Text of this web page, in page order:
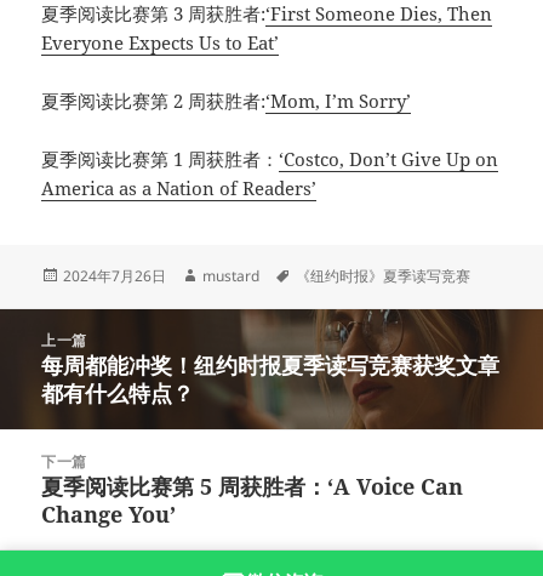
夏季阅读比赛第 3 周获胜者:‘First Someone Dies, Then
Everyone Expects Us to Eat’
夏季阅读比赛第 2 周获胜者:‘Mom, I’m Sorry’
夏季阅读比赛第 1 周获胜者： ‘Costco, Don’t Give Up on
America as a Nation of Readers’
发
2024年7月26日
作
mustard
标《纽约时报》夏季读写竞赛
上一篇
上
篇
文
章：
每周都能冲奖！纽约时报夏季读写竞赛获奖文章
都有什么特点？
下一篇
下
篇
文
夏季阅读比赛第 5 周获胜者：‘A Voice Can
Change You’